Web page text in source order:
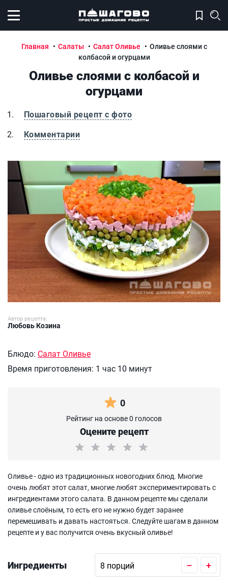
Открыть меню
Главная Салаты Салат Оливье
Оливье слоями с
колбасой и огурцами
Оливье слоями с колбасой и
огурцами
Пошаговый рецепт с фото
Комментарии
Оливье слоями с колбасой и огурцами
Автор рецепта:
Любовь Козина
Блюдо: Салат Оливье
Время приготовления: 1 час 10 минут
0
Рейтинг на основе 0 голосов
Оцените рецепт
Оливье - одно из традиционных новогодних блюд. Многие
очень любят этот салат, многие любят экспериментировать с
ингредиентами этого салата. В данном рецепте мы сделали
оливье слоёным, то есть его не нужно будет заранее
перемешивать и давать настояться. Следуйте шагам в данном
рецепте и у вас получится очень вкусный оливье!
Ингредиенты – +